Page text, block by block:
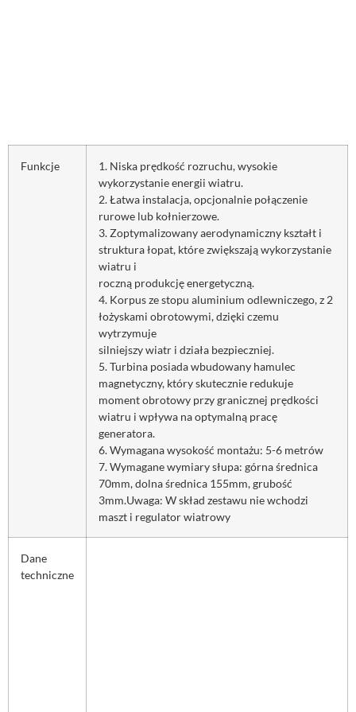
Funkcje
1. Niska prędkość rozruchu, wysokie
wykorzystanie energii wiatru.
2. Łatwa instalacja, opcjonalnie połączenie
rurowe lub kołnierzowe.
3. Zoptymalizowany aerodynamiczny kształt i
struktura łopat, które zwiększają wykorzystanie
wiatru i
roczną produkcję energetyczną.
4. Korpus ze stopu aluminium odlewniczego, z 2
łożyskami obrotowymi, dzięki czemu
wytrzymuje
silniejszy wiatr i działa bezpieczniej.
5. Turbina posiada wbudowany hamulec
magnetyczny, który skutecznie redukuje
moment obrotowy przy granicznej prędkości
wiatru i wpływa na optymalną pracę
generatora.
6. Wymagana wysokość montażu: 5-6 metrów
7. Wymagane wymiary słupa: górna średnica
70mm, dolna średnica 155mm, grubość
3mm.Uwaga: W skład zestawu nie wchodzi
maszt i regulator wiatrowy
Dane
techniczne